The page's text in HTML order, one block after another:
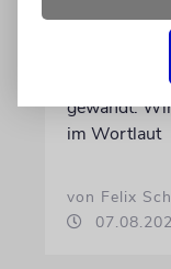
Felix
Gemeinde
gewandt.
im Wortlaut
von Felix